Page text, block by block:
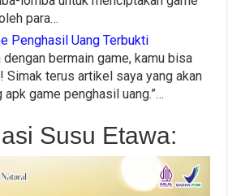
para…
Penghasil Uang Terbukti
dengan bermain game, kamu bisa
Simak terus artikel saya yang akan
game penghasil uang.”…
Susu Etawa: